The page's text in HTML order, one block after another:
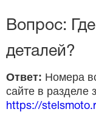
Вопрос:
деталей?
Ответ: Номера
сайте в разделе
https://